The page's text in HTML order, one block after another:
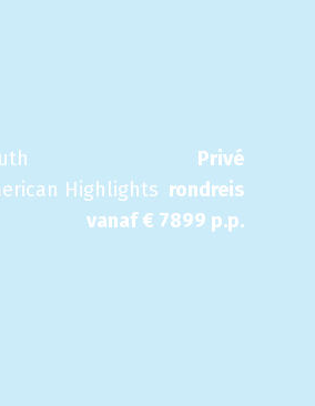
Highlights
Privé
rondreis
vanaf € 7899 p.p.